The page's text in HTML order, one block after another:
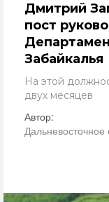
Дмитрий
пост
Забайкалья
На этой
двух месяцев
Автор:
Дальневосточное